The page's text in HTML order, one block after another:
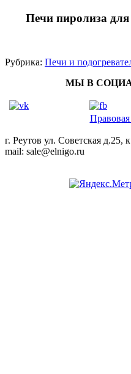
Печи пиролиза для
Рубрика: Печи и
МЫ В
г. Реутов ул. Советская д.25,
mail: sale@elnigo.ru